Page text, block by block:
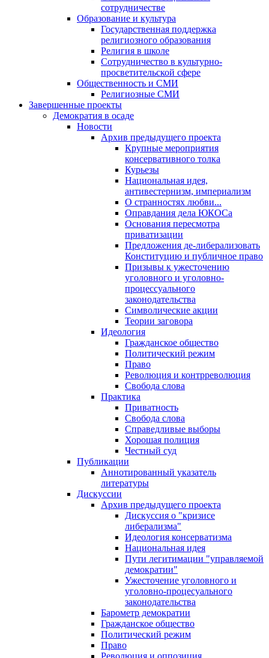
сотрудничестве
Образование и культура
Государственная поддержка
религиозного образования
Религия в школе
Сотрудничество в культурно-
просветительской сфере
Общественность и СМИ
Религиозные СМИ
Завершенные проекты
Демократия в осаде
Новости
Архив предыдущего проекта
Крупные мероприятия
консервативного толка
Курьезы
Национальная идея,
антивестернизм, империализм
О странностях любви...
Оправдания дела ЮКОСа
Основания пересмотра
приватизации
Предложения де-либерализовать
Конституцию и публичное право
Призывы к ужесточению
уголовного и уголовно-
процессуального
законодательства
Символические акции
Теории заговора
Идеология
Гражданское общество
Политический режим
Право
Революция и контрреволюция
Свобода слова
Практика
Приватность
Свобода слова
Справедливые выборы
Хорошая полиция
Честный суд
Публикации
Аннотированный указатель
литературы
Дискуссии
Архив предыдущего проекта
Дискуссия о "кризисе
либерализма"
Идеология консерватизма
Национальная идея
Пути легитимации "управляемой
демократии"
Ужесточение уголовного и
уголовно-процесуального
законодательства
Барометр демократии
Гражданское общество
Политический режим
Право
Революция и оппозиция